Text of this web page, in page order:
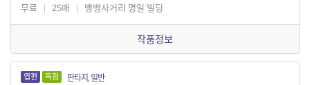
무료 | 25매 | 뱅뱅사거리 명일 빌딩
작품정보
엽편 독점 판타지, 일반